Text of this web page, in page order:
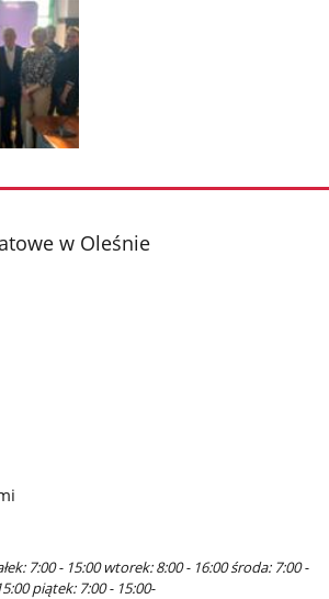
w Oleśnie
7:00 - 15:00 wtorek: 8:00 - 16:00 środa: 7:00 -
piątek: 7:00 - 15:00-